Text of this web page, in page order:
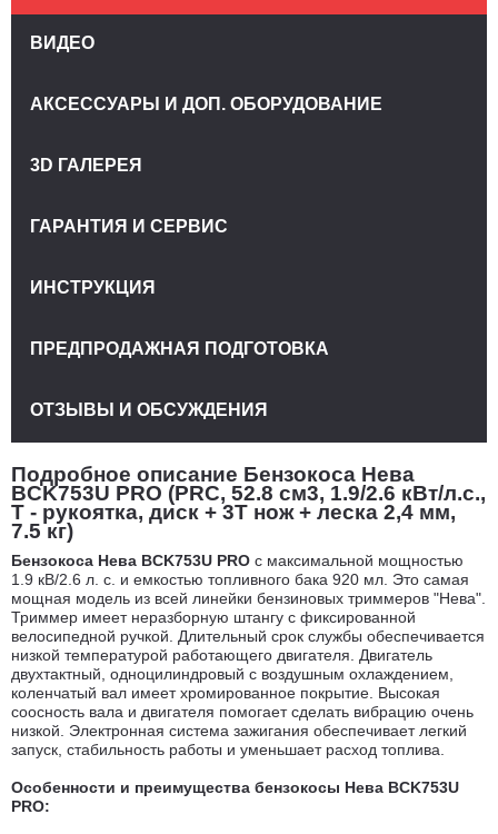
Подробное описание Бензокоса Нева
BCK753U PRO (PRC, 52.8 см3, 1.9/2.6 кВт/л.с.,
T - рукоятка, диск + 3Т нож + леска 2,4 мм,
7.5 кг)
Бензокоса Нева BCK753U PRO с максимальной мощностью
1.9 кВ/2.6 л. с. и емкостью топливного бака 920 мл. Это самая
мощная модель из всей линейки бензиновых триммеров "Нева".
Триммер имеет неразборную штангу с фиксированной
велосипедной ручкой. Длительный срок службы обеспечивается
низкой температурой работающего двигателя. Двигатель
двухтактный, одноцилиндровый с воздушным охлаждением,
коленчатый вал имеет хромированное покрытие. Высокая
соосность вала и двигателя помогает сделать вибрацию очень
низкой. Электронная система зажигания обеспечивает легкий
запуск, стабильность работы и уменьшает расход топлива.
Особенности и преимущества бензокосы Нева BCK753U
PRO:
ВИДЕО
АКСЕССУАРЫ И ДОП. ОБОРУДОВАНИЕ
3D ГАЛЕРЕЯ
ГАРАНТИЯ И СЕРВИС
ИНСТРУКЦИЯ
ПРЕДПРОДАЖНАЯ ПОДГОТОВКА
ОТЗЫВЫ И ОБСУЖДЕНИЯ